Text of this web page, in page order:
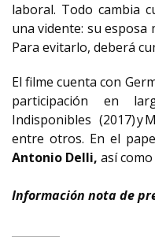
laboral. Todo cambia
una vidente: su esposa
Para evitarlo, deberá
El filme cuenta con
participación en
Indisponibles (2017) y
entre otros. En el
Antonio Delli, así como
Información nota de